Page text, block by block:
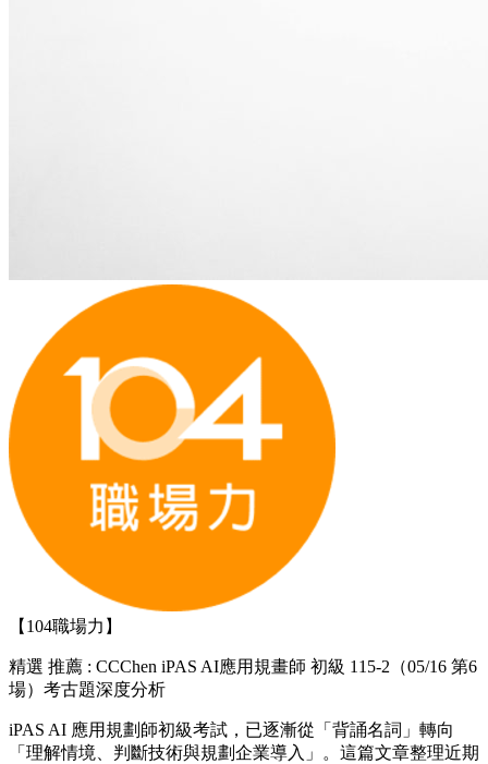
【104職場力】
精選 推薦 : CCChen iPAS AI應用規畫師 初級 115-2（05/16 第6
場）考古題深度分析
iPAS AI 應用規劃師初級考試，已逐漸從「背誦名詞」轉向
「理解情境、判斷技術與規劃企業導入」。這篇文章整理近期